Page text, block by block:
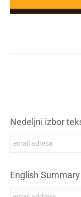
Nedeljni izbor
English Summary